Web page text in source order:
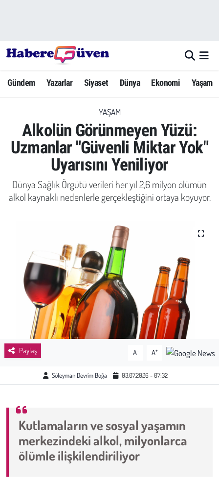
Gündem Yazarlar Siyaset Dünya Ekonomi Yaşam
YAŞAM
Alkolün Görünmeyen Yüzü:
Uzmanlar "Güvenli Miktar Yok"
Uyarısını Yeniliyor
Dünya Sağlık Örgütü verileri her yıl 2,6 milyon ölümün
alkol kaynaklı nedenlerle gerçekleştiğini ortaya koyuyor.
Paylaş A- A+
Süleyman Devrim Boğa 03.07.2026 - 07:32
Kutlamaların ve sosyal yaşamın
merkezindeki alkol, milyonlarca
ölümle ilişkilendiriliyor
Yazarlar
Dünya
Ekonomi
Yerel Haberler
Kadın
Emek
Spor
Çocuk
Bilim - Teknoloji
İnsan Hakları
Hayvan Hakları
Çevre
Hava Durumu
Trafik Durumu
Süper Lig Puan Durumu ve Fikstür
Tüm Manşetler
Son Dakika Haberleri
Haber Arşivi